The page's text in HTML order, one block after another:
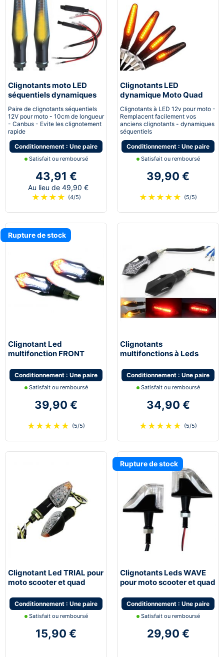
Clignotants moto LED
séquentiels dynamiques
canbus Next-Tech®
Paire de clignotants séquentiels
12V pour moto - 10cm de longueur
- Canbus - Evite les clignotement
rapide
Conditionnement : Une paire
Satisfait ou remboursé
43,91 €
Au lieu de 49,90 €
★ ★ ★ ★ (4/5)
Clignotants LED
dynamique Moto Quad
Scooter Next-Tech®
Clignotants à LED 12v pour moto -
Remplacent facilement vos
anciens clignotants - dynamiques
séquentiels
Conditionnement : Une paire
Satisfait ou remboursé
39,90 €
★ ★ ★ ★ ★ (5/5)
Rupture de stock
Clignotant Led
multifonction FRONT
moto scooter quad
Conditionnement : Une paire
Satisfait ou remboursé
39,90 €
★ ★ ★ ★ ★ (5/5)
Clignotants
multifonctions à Leds
feu de position
Conditionnement : Une paire
Satisfait ou remboursé
34,90 €
★ ★ ★ ★ ★ (5/5)
Clignotant Led TRIAL pour
moto scooter et quad
Conditionnement : Une paire
Satisfait ou remboursé
15,90 €
Rupture de stock
Clignotants Leds WAVE
pour moto scooter et quad
Conditionnement : Une paire
Satisfait ou remboursé
29,90 €